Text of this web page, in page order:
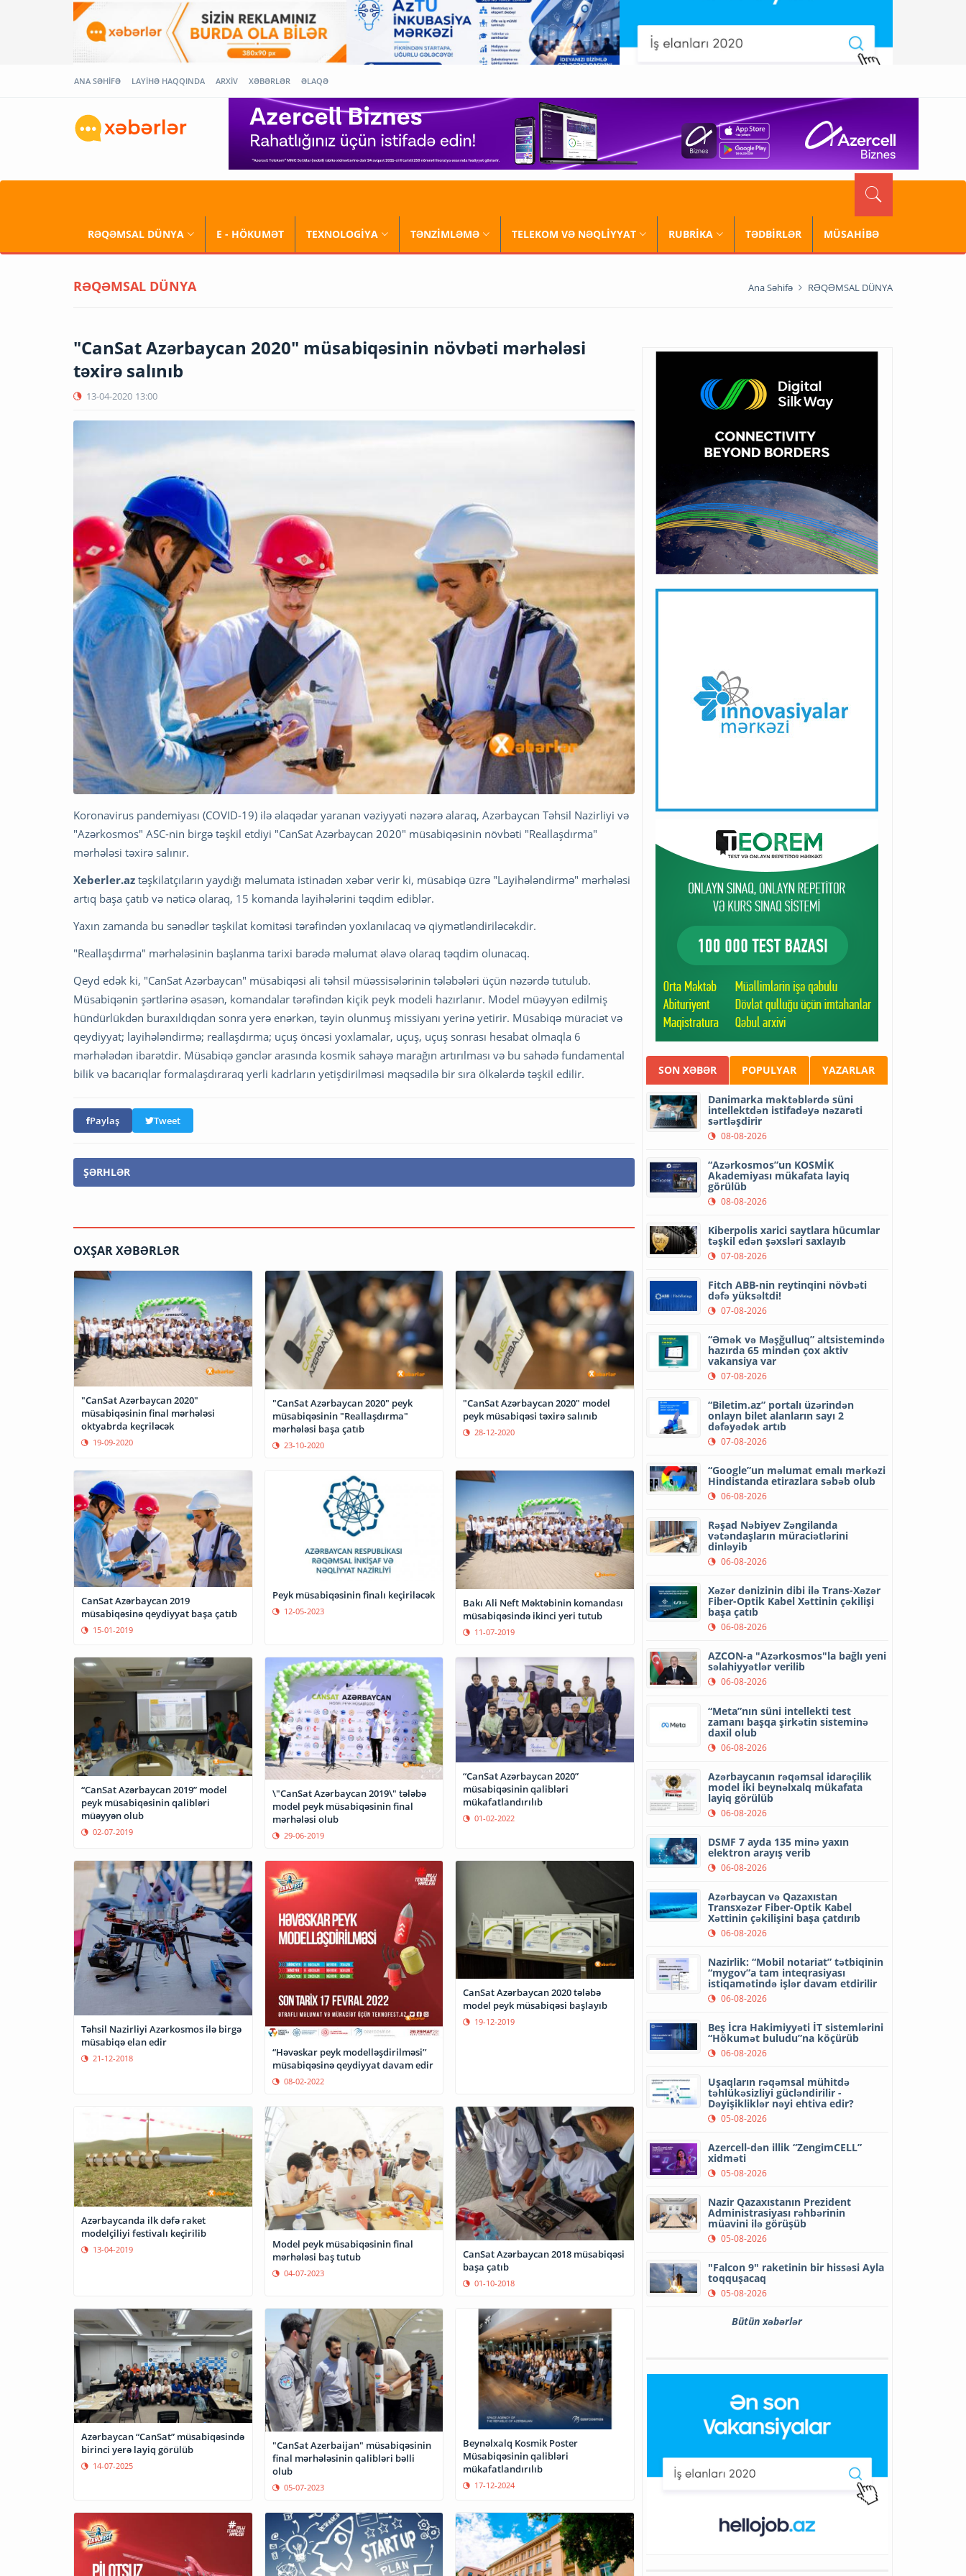
ANA SƏHİFƏ LAYİHƏ HAQQINDA ARXİV XƏBƏRLƏR ƏLAQƏ
RƏQƏMSAL DÜNYA E - HÖKUMƏT TEXNOLOGİYA TƏNZİMLƏMƏ TELEKOM VƏ NƏQLİYYAT RUBRİKA TƏDBİRLƏR MÜSAHİBƏ
RƏQƏMSAL DÜNYA Ana Səhifə RƏQƏMSAL DÜNYA
"CanSat Azərbaycan 2020" müsabiqəsinin növbəti mərhələsi
təxirə salınıb
13-04-2020 13:00
Koronavirus pandemiyası (COVID-19) ilə əlaqədar yaranan vəziyyəti nəzərə alaraq, Azərbaycan Təhsil Nazirliyi və
"Azərkosmos" ASC-nin birgə təşkil etdiyi "CanSat Azərbaycan 2020" müsabiqəsinin növbəti "Reallaşdırma"
mərhələsi təxirə salınır.
Xeberler.az təşkilatçıların yaydığı məlumata istinadən xəbər verir ki, müsabiqə üzrə "Layihələndirmə" mərhələsi
artıq başa çatıb və nəticə olaraq, 15 komanda layihələrini təqdim ediblər.
Yaxın zamanda bu sənədlər təşkilat komitəsi tərəfindən yoxlanılacaq və qiymətləndiriləcəkdir.
"Reallaşdırma" mərhələsinin başlanma tarixi barədə məlumat əlavə olaraq təqdim olunacaq.
Qeyd edək ki, "CanSat Azərbaycan" müsabiqəsi ali təhsil müəssisələrinin tələbələri üçün nəzərdə tutulub.
Müsabiqənin şərtlərinə əsasən, komandalar tərəfindən kiçik peyk modeli hazırlanır. Model müəyyən edilmiş
hündürlükdən buraxıldıqdan sonra yerə enərkən, təyin olunmuş missiyanı yerinə yetirir. Müsabiqə müraciət və
qeydiyyat; layihələndirmə; reallaşdırma; uçuş öncəsi yoxlamalar, uçuş, uçuş sonrası hesabat olmaqla 6
mərhələdən ibarətdir. Müsabiqə gənclər arasında kosmik sahəyə marağın artırılması və bu sahədə fundamental
bilik və bacarıqlar formalaşdıraraq yerli kadrların yetişdirilməsi məqsədilə bir sıra ölkələrdə təşkil edilir.
Paylaş Tweet
ŞƏRHLƏR
OXŞAR XƏBƏRLƏR
"CanSat Azərbaycan 2020"
müsabiqəsinin final mərhələsi
oktyabrda keçriləcək
19-09-2020
"CanSat Azərbaycan 2020" peyk
müsabiqəsinin "Reallaşdırma"
mərhələsi başa çatıb
23-10-2020
"CanSat Azərbaycan 2020" model
peyk müsabiqəsi təxirə salınıb
28-12-2020
CanSat Azərbaycan 2019
müsabiqəsinə qeydiyyat başa çatıb
15-01-2019
Peyk müsabiqəsinin finalı keçiriləcək
12-05-2023
Bakı Ali Neft Məktəbinin komandası
müsabiqəsində ikinci yeri tutub
11-07-2019
“CanSat Azərbaycan 2019” model
peyk müsabiqəsinin qalibləri
müəyyən olub
02-07-2019
\"CanSat Azərbaycan 2019\" tələbə
model peyk müsabiqəsinin final
mərhələsi olub
29-06-2019
“CanSat Azərbaycan 2020”
müsabiqəsinin qalibləri
mükafatlandırılıb
01-02-2022
Təhsil Nazirliyi Azərkosmos ilə birgə
müsabiqə elan edir
21-12-2018
“Həvəskar peyk modelləşdirilməsi’’
müsabiqəsinə qeydiyyat davam edir
08-02-2022
CanSat Azərbaycan 2020 tələbə
model peyk müsabiqəsi başlayıb
19-12-2019
Azərbaycanda ilk dəfə raket
modelçiliyi festivalı keçirilib
13-04-2019
Model peyk müsabiqəsinin final
mərhələsi baş tutub
04-07-2023
CanSat Azərbaycan 2018 müsabiqəsi
başa çatıb
01-10-2018
Azərbaycan “CanSat” müsabiqəsində
birinci yerə layiq görülüb
14-07-2025
"CanSat Azerbaijan" müsabiqəsinin
final mərhələsinin qalibləri bəlli
olub
05-07-2023
Beynəlxalq Kosmik Poster
Müsabiqəsinin qalibləri
mükafatlandırılıb
17-12-2024
SON XƏBƏR POPULYAR YAZARLAR
Danimarka məktəblərdə süni
intellektdən istifadəyə nəzarəti
sərtləşdirir
08-08-2026
“Azərkosmos”un KOSMİK
Akademiyası mükafata layiq
görülüb
08-08-2026
Kiberpolis xarici saytlara hücumlar
təşkil edən şəxsləri saxlayıb
07-08-2026
Fitch ABB-nin reytinqini növbəti
dəfə yüksəltdi!
07-08-2026
“Əmək və Məşğulluq” altsistemində
hazırda 65 mindən çox aktiv
vakansiya var
07-08-2026
“Biletim.az” portalı üzərindən
onlayn bilet alanların sayı 2
dəfəyədək artıb
07-08-2026
“Google”un məlumat emalı mərkəzi
Hindistanda etirazlara səbəb olub
06-08-2026
Rəşad Nəbiyev Zəngilanda
vətəndaşların müraciətlərini
dinləyib
06-08-2026
Xəzər dənizinin dibi ilə Trans-Xəzər
Fiber-Optik Kabel Xəttinin çəkilişi
başa çatıb
06-08-2026
AZCON-a "Azərkosmos"la bağlı yeni
səlahiyyətlər verilib
06-08-2026
“Meta”nın süni intellekti test
zamanı başqa şirkətin sisteminə
daxil olub
06-08-2026
Azərbaycanın rəqəmsal idarəçilik
model iki beynəlxalq mükafata
layiq görülüb
06-08-2026
DSMF 7 ayda 135 minə yaxın
elektron arayış verib
06-08-2026
Azərbaycan və Qazaxıstan
Transxəzər Fiber-Optik Kabel
Xəttinin çəkilişini başa çatdırıb
06-08-2026
Nazirlik: “Mobil notariat” tətbiqinin
“mygov”a tam inteqrasiyası
istiqamətində işlər davam etdirilir
06-08-2026
Beş İcra Hakimiyyəti İT sistemlərini
“Hökumət buludu”na köçürüb
06-08-2026
Uşaqların rəqəmsal mühitdə
təhlükəsizliyi gücləndirilir -
Dəyişikliklər nəyi ehtiva edir?
05-08-2026
Azercell-dən illik “ZengimCELL”
xidməti
05-08-2026
Nazir Qazaxıstanın Prezident
Administrasiyası rəhbərinin
müavini ilə görüşüb
05-08-2026
"Falcon 9" raketinin bir hissəsi Ayla
toqquşacaq
05-08-2026
Bütün xəbərlər